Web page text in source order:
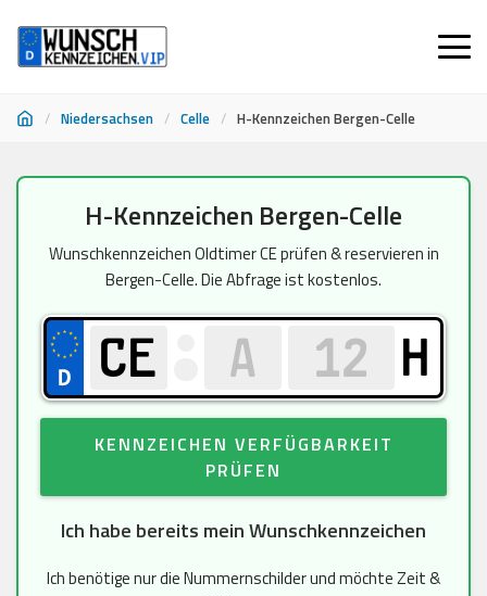
/ Niedersachsen / Celle / H-Kennzeichen Bergen-Celle
springen
H-Kennzeichen Bergen-Celle
Wunschkennzeichen Oldtimer CE prüfen & reservieren in
Bergen-Celle. Die Abfrage ist kostenlos.
H
KENNZEICHEN VERFÜGBARKEIT
PRÜFEN
Ich habe bereits mein Wunschkennzeichen
Ich benötige nur die Nummernschilder und möchte Zeit &